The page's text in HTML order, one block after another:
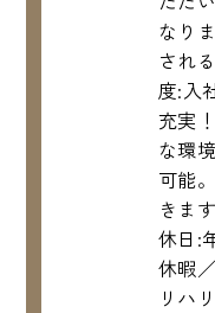
なり
され
度:入
充実
な環
可能
きま
休日:
休暇
リハ